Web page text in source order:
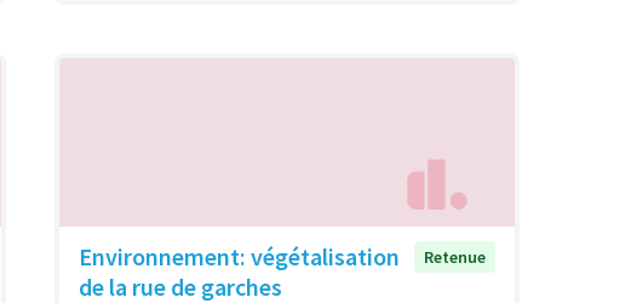
Environnement: végétalisation
de la rue de garches
Retenue